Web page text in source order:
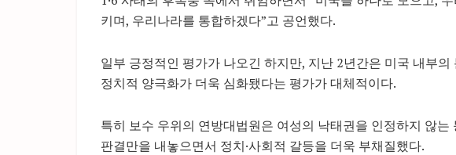
키며, 우리나라를 통합하겠다”고 공언했다.
일부 긍정적인 평가가 나오긴 하지만, 지난 2년간은 미국 내부의
정치적 양극화가 더욱 심화됐다는 평가가 대체적이다.
특히 보수 우위의 연방대법원은 여성의 낙태권을 인정하지 않는
판결만을 내놓으면서 정치·사회적 갈등을 더욱 부채질했다.